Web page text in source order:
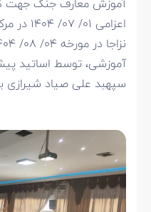
آموزش معارف جنگ جهت
آموزشی، توسط اساتید
سپهبد علی صیاد شیرازی